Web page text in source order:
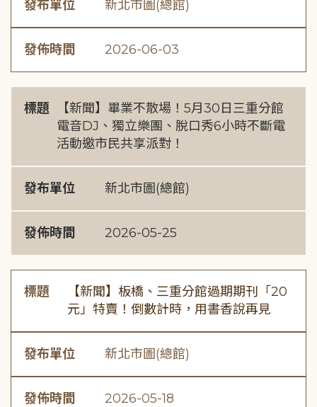
發布單位 新北市圖(總館)
發佈時間 2026-06-03
標題
【新聞】畢業不散場！5月30日三重分館
電音DJ、獨立樂團、脫口秀6小時不斷電
活動邀市民共享派對！
發布單位 新北市圖(總館)
發佈時間 2026-05-25
標題
【新聞】板橋、三重分館過期期刊「20
元」特賣！倒數計時，用書香說再見
發布單位 新北市圖(總館)
發佈時間 2026-05-18